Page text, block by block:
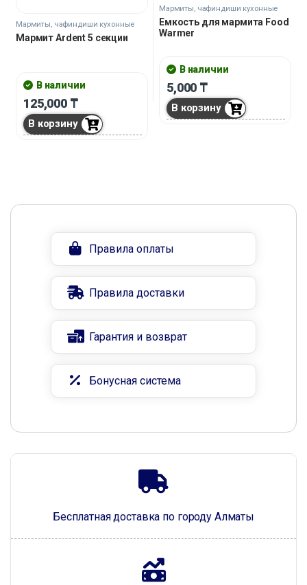
Мармиты, чафиндиши кухонные
Мармит Ardent 5 секции
В наличии
125,000 ₸
В корзину
Мармиты, чафиндиши кухонные
Емкость для мармита Food
Warmer
В наличии
5,000 ₸
В корзину
Бесплатная доставка по городу Алматы
Правила оплаты
Правила доставки
Гарантия и возврат
Бонусная система